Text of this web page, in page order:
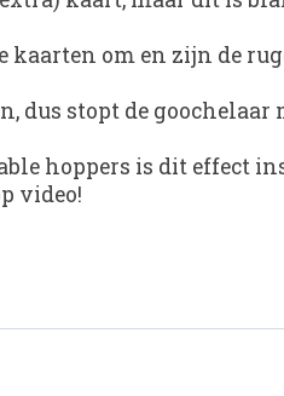
kaarten om en zijn de
dus stopt de goochelaar
hoppers is dit effect
video!